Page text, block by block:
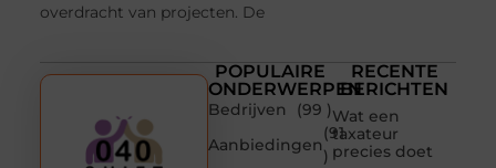
overdracht van projecten. De
POPULAIRE
ONDERWERPEN
Bedrijven
(99 )
Aanbiedingen
(91
)
RECENTE
BERICHTEN
Wat een
taxateur
precies doet